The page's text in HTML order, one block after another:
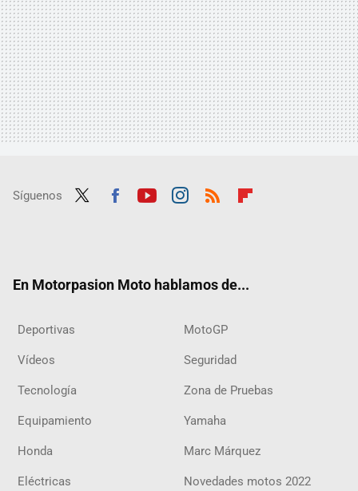
Síguenos
En Motorpasion Moto hablamos de...
Deportivas MotoGP
Vídeos Seguridad
Tecnología Zona de Pruebas
Equipamiento Yamaha
Honda Marc Márquez
Eléctricas Novedades motos 2022